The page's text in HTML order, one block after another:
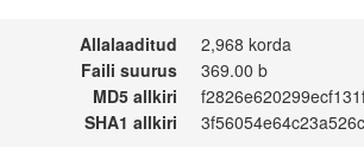
Allalaaditud
2,968 korda
Faili suurus
369.00 b
MD5 allkiri
SHA1 allkiri